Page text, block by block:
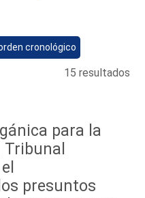
cronológico
15 resultados
para la
Tribunal
presuntos